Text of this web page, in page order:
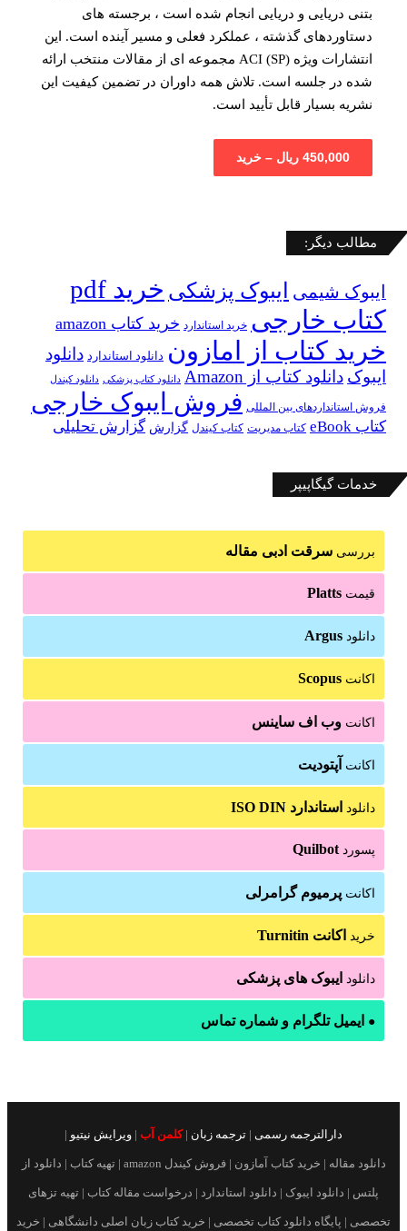
بتنی دریایی و دریایی انجام شده است ، برجسته های
دستاوردهای گذشته ، عملکرد فعلی و مسیر آینده است. این
انتشارات ویژه ACI (SP) مجموعه ای از مقالات منتخب ارائه
شده در جلسه است. تلاش همه داوران در تضمین کیفیت این
نشریه بسیار قابل تأیید است.
450,000 ریال – خرید
مطالب دیگر:
ایبوک شیمی ایبوک پزشکی
خرید pdf
کتاب خارجی خرید استاندارد خرید کتاب amazon
خرید کتاب از امازون دانلود استاندارد دانلود
ایبوک دانلود کتاب از Amazon دانلود کتاب پزشکی دانلود کیندل
فروش استانداردهای بین المللی فروش ایبوک خارجی
کتاب eBook کتاب مدیریت کتاب کیندل گزارش گزارش تحلیلی
خدمات گیگاپیپر
بررسی سرقت ادبی مقاله
قیمت Platts
دانلود Argus
اکانت Scopus
اکانت وب اف ساینس
اکانت آپتودیت
دانلود استاندارد ISO DIN
پسوردQuilbot
اکانت پرمیوم گرامرلی
خرید اکانت Turnitin
دانلود ایبوک های پزشکی
● ایمیل تلگرام و شماره تماس
دارالترجمه رسمی | ترجمه زبان |کلمن آب | ویرایش نیتیو |
دانلود مقاله | خرید کتاب آمازون | فروش کیندل amazon | تهیه کتاب | دانلود از
پلتس | دانلود ایبوک | دانلود استاندارد | درخواست مقاله کتاب | تهیه تزهای
تخصصی | پایگاه دانلود کتاب تخصصی | خرید کتاب زبان اصلی دانشگاهی | خرید